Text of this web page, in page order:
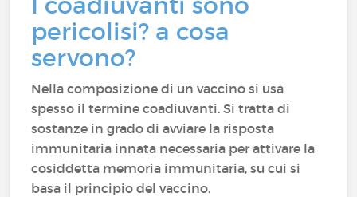
pericolisi? a cosa
servono?
Nella composizione di un vaccino si usa
spesso il termine coadiuvanti. Si tratta di
sostanze in grado di avviare la risposta
immunitaria innata necessaria per attivare la
cosiddetta memoria immunitaria, su cui si
basa il principio del vaccino.